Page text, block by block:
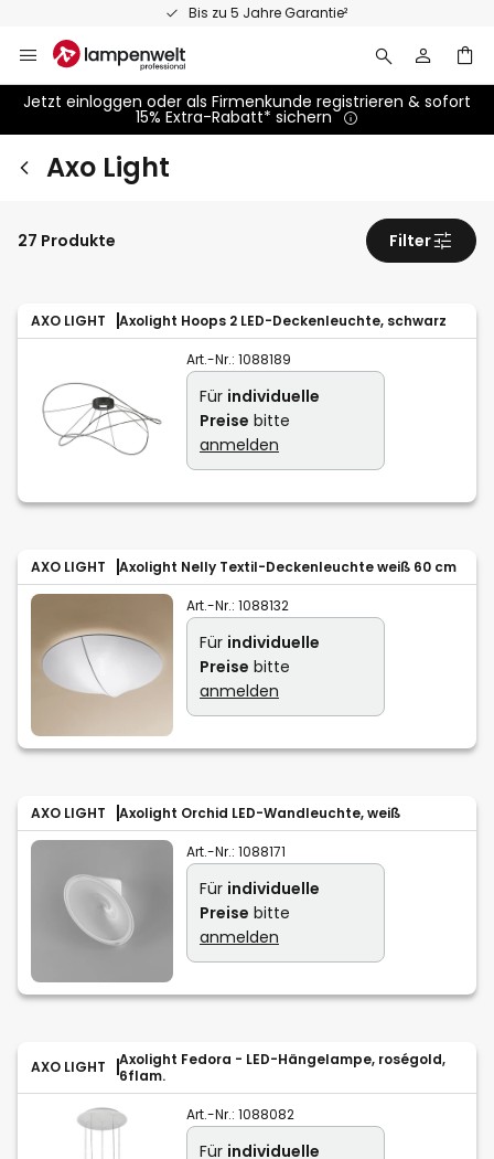
Bis zu 5 Jahre Garantie²
Inhalt
springen
Jetzt einloggen oder als Firmenkunde registrieren & sofort
15% Extra-Rabatt* sichern
Axo Light
AXO LIGHT Axolight Hoops 2 LED-Deckenleuchte, schwarz
Art.-Nr.: 1088189
Für individuelle
Preise bitte
anmelden
AXO LIGHT Axolight Nelly Textil-Deckenleuchte weiß 60 cm
Art.-Nr.: 1088132
Für individuelle
Preise bitte
anmelden
AXO LIGHT Axolight Orchid LED-Wandleuchte, weiß
Art.-Nr.: 1088171
Für individuelle
Preise bitte
anmelden
AXO LIGHT
Axolight Fedora - LED-Hängelampe, roségold,
6flam.
Art.-Nr.: 1088082
Für individuelle
27 Produkte Filter